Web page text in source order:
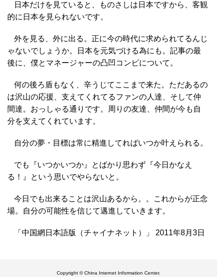
日本だけを見ていると、ものさしは日本ですから、客観
的に日本を見られないです。
外を見る、外に出る。正に今の時代に求められてるんじ
ゃないでしょうか。日本を元気づける為にも。記事の最
後に、僕とマネージャーの凸凹コンビについて。
何の後ろ盾もなく、辛うじてここまで来た。ただあるの
は沢山の応援、支えてくれてるファンの人達、そして仲
間達。おっしゃる通りです。周りの友達、仲間が今も自
分を支えてくれています。
自分の夢・目標は常に精進してればいつか叶えられる。
でも『いつかいつか』とばかり思わず『今日かなえ
る！』という思いでやらないと。
今日でも出来ることは沢山あるから。。これからが正念
場。自分の可能性を信じて邁進していきます。
「中国網日本語版（チャイナネット）」 2011年8月3日
Copyright © China Internet Information Center.